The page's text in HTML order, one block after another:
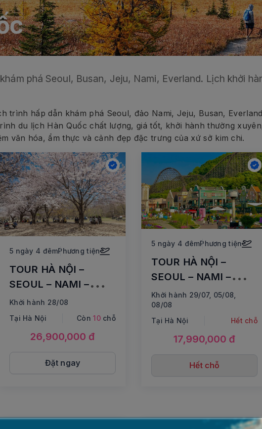
phá Seoul, Busan, Jeju, Nami, Everland. Lịch khởi
trình hấp dẫn khám phá Seoul, đảo Nami, Jeju, Busan,
du lịch Hàn Quốc chất lượng, giá tốt, khởi hành thường
văn hóa, ẩm thực và cảnh đẹp đặc trưng của xứ sở kim chi.
5 ngày 4 đêmPhương tiện
TOUR HÀ NỘI –
SEOUL – NAMI –
SEOUL FOREST
PARK – LÀNG CỔ
– ĐẠI HỌC NỮ SINH
EWHA – CHỢ
Khởi hành 28/08
Tại Hà Nội
Còn10chỗ
26,900,000 đ
Đặt ngay
5 ngày 4 đêmPhương tiện
TOUR HÀ NỘI –
SEOUL – NAMI –
EVERLAND ( Đi sáng
về trưa)
Khởi hành 29/07, 05/08,
08/08
Tại Hà Nội
Hết chỗ
17,990,000 đ
Hết chỗ